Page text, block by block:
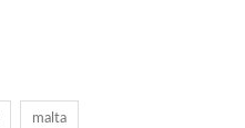
malta